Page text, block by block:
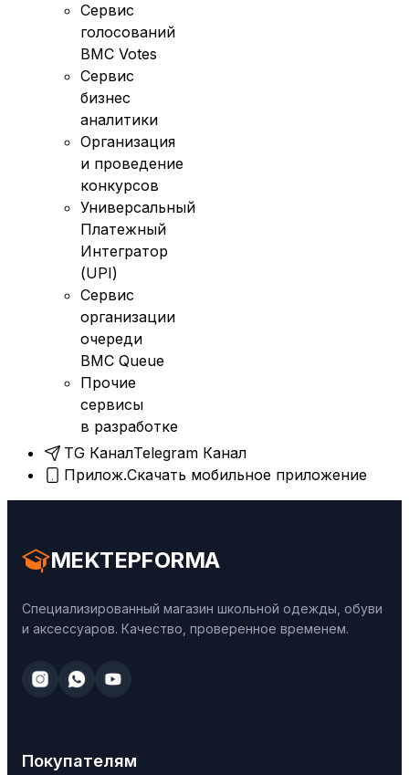
Сервис
голосований
BMC Votes
Сервис
бизнес
аналитики
Организация
и проведение
конкурсов
Универсальный
Платежный
Интегратор
(UPI)
Сервис
организации
очереди
BMC Queue
Прочие
сервисы
в разработке
TG КаналTelegram Канал
Прилож.Скачать мобильное приложение
MEKTEPFORMA
Специализированный магазин школьной одежды, обуви
и аксессуаров. Качество, проверенное временем.
Покупателям